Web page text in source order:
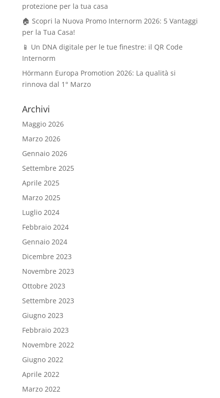
protezione per la tua casa
🏠 Scopri la Nuova Promo Internorm 2026: 5 Vantaggi
per la Tua Casa!
📱 Un DNA digitale per le tue finestre: il QR Code
Internorm
Hörmann Europa Promotion 2026: La qualità si
rinnova dal 1° Marzo
Archivi
Maggio 2026
Marzo 2026
Gennaio 2026
Settembre 2025
Aprile 2025
Marzo 2025
Luglio 2024
Febbraio 2024
Gennaio 2024
Dicembre 2023
Novembre 2023
Ottobre 2023
Settembre 2023
Giugno 2023
Febbraio 2023
Novembre 2022
Giugno 2022
Aprile 2022
Marzo 2022